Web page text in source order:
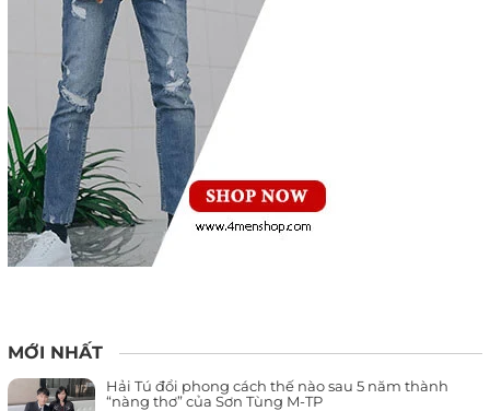
MỚI NHẤT
Hải Tú đổi phong cách thế nào sau 5 năm thành
“nàng thơ” của Sơn Tùng M-TP